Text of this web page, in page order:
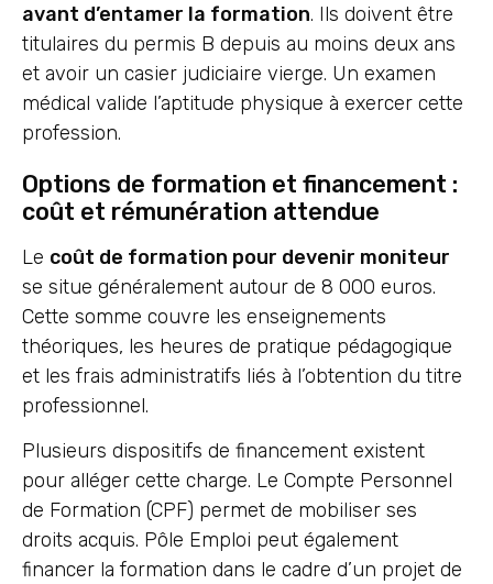
avant d’entamer la formation. Ils doivent être
titulaires du permis B depuis au moins deux ans
et avoir un casier judiciaire vierge. Un examen
médical valide l’aptitude physique à exercer cette
profession.
Options de formation et financement :
coût et rémunération attendue
Le coût de formation pour devenir moniteur
se situe généralement autour de 8 000 euros.
Cette somme couvre les enseignements
théoriques, les heures de pratique pédagogique
et les frais administratifs liés à l’obtention du titre
professionnel.
Plusieurs dispositifs de financement existent
pour alléger cette charge. Le Compte Personnel
de Formation (CPF) permet de mobiliser ses
droits acquis. Pôle Emploi peut également
financer la formation dans le cadre d’un projet de